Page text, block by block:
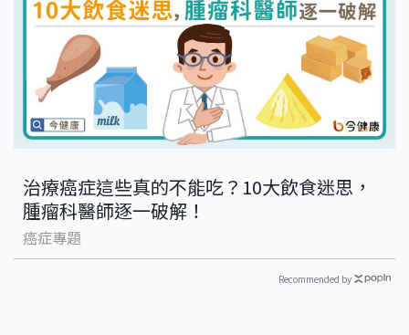
治療癌症這些真的不能吃？10大飲食迷思，
腫瘤科醫師逐一破解！
癌症專題
Recommended by